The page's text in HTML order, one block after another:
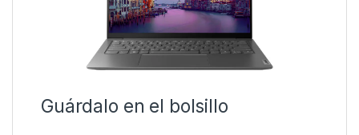
Guárdalo en el bolsillo